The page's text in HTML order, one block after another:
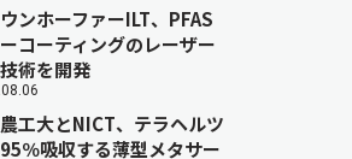
ンホーファーILT、PFAS
コーティングのレーザー
術を開発
工大とNICT、テラヘルツ
％吸収する薄型メタサー